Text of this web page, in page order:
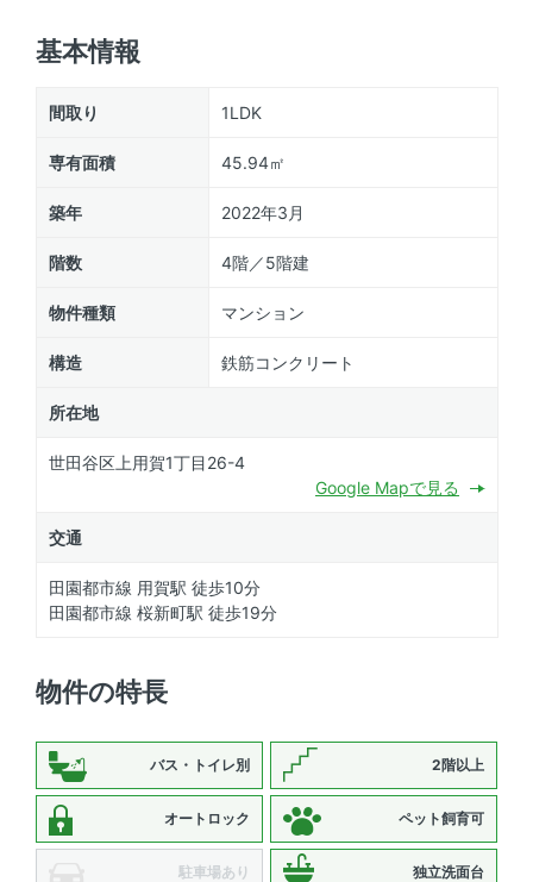
基本情報
間取り 1LDK
専有面積 45.94㎡
築年 2022年3月
階数 4階／5階建
物件種類 マンション
構造 鉄筋コンクリート
所在地
世田谷区上用賀1丁目26-4
Google Mapで見る
交通
田園都市線 用賀駅 徒歩10分
田園都市線 桜新町駅 徒歩19分
物件の特長
バス・トイレ別 2階以上
オートロック ペット飼育可
駐車場あり 独立洗面台